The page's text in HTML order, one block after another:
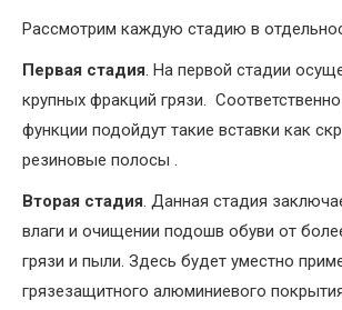
Рассмотрим каждую стадию в
Первая стадия. На первой стадии
крупных фракций грязи.
функции подойдут такие вставки как
резиновые полосы .
Вторая стадия. Данная стадия
влаги и очищении подошв обуви от
грязи и пыли. Здесь будет уместно
грязезащитного алюминиевого